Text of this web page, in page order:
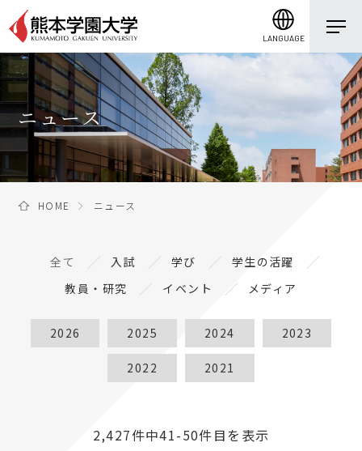
LANGUAGE
ニュース
HOME ニュース
全て 入試 学び
学生の活躍
教員・研究
イベント メディア
2026 2025 2024 2023
2022 2021
2,427件中41-50件目を表示